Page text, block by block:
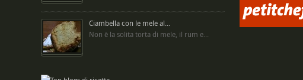
Ciambella con le mele al...
Non è la solita torta di mele, il rum e...